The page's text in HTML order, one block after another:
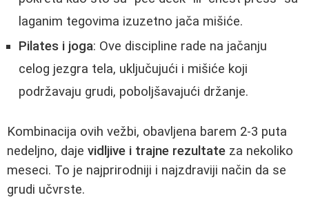
laganim tegovima izuzetno jača mišiće.
Pilates i joga: Ove discipline rade na jačanju
celog jezgra tela, uključujući i mišiće koji
podržavaju grudi, poboljšavajući držanje.
Kombinacija ovih vežbi, obavljena barem 2-3 puta
nedeljno, daje vidljive i trajne rezultate za nekoliko
meseci. To je najprirodniji i najzdraviji način da se
grudi učvrste.